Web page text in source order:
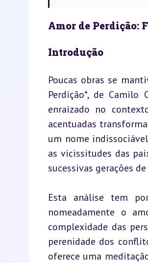
Amor de Perdição:
Introdução
Poucas obras se
Perdição*, de Camilo
enraizado no
acentuadas
um nome
as vicissitudes das
sucessivas gerações
Esta análise tem
nomeadamente o
complexidade das
perenidade dos
oferece uma